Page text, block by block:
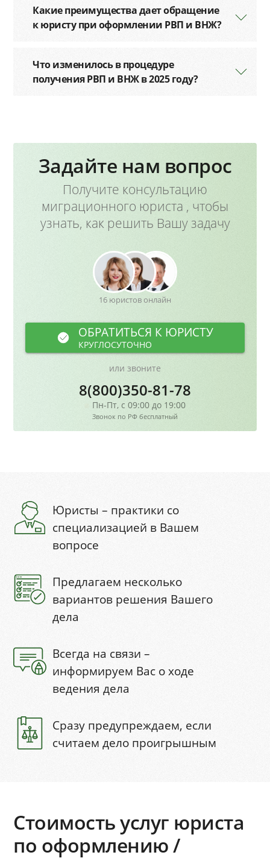
Какие преимущества дает обращение
к юристу при оформлении РВП и ВНЖ?
Что изменилось в процедуре
получения РВП и ВНЖ в 2025 году?
Задайте нам вопрос
Получите консультацию
миграционного юриста , чтобы
узнать, как решить Вашу задачу
16 юристов онлайн
ОБРАТИТЬСЯ К ЮРИСТУ
КРУГЛОСУТОЧНО
или звоните
8(800)350-81-78
Пн-Пт, с 09:00 до 19:00
Звонок по РФ бесплатный
Юристы – практики со
специализацией в Вашем
вопросе
Предлагаем несколько
вариантов решения Вашего
дела
Всегда на связи –
информируем Вас о ходе
ведения дела
Сразу предупреждаем, если
считаем дело проигрышным
Стоимость услуг юриста
по оформлению /